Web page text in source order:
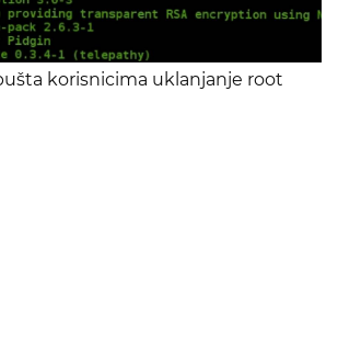
korisnicima uklanjanje root